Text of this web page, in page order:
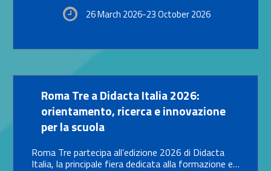
26 March 2026-23 October 2026
Link identifier #identifier__187917-14
Roma Tre a Didacta Italia 2026:
orientamento, ricerca e innovazione
per la scuola
Roma Tre partecipa all’edizione 2026 di Didacta
Italia, la principale fiera dedicata alla formazione e…